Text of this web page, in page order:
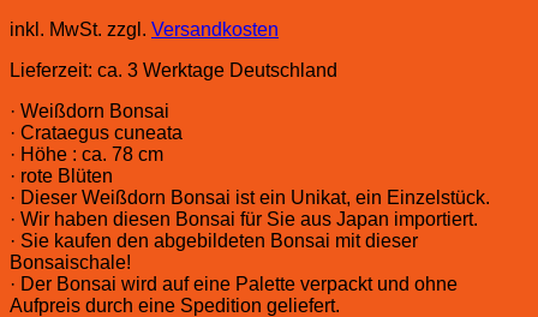
inkl. MwSt. zzgl. Versandkosten
Lieferzeit: ca. 3 Werktage Deutschland
· Weißdorn Bonsai
· Crataegus cuneata
· Höhe : ca. 78 cm
· rote Blüten
· Dieser Weißdorn Bonsai ist ein Unikat, ein Einzelstück.
· Wir haben diesen Bonsai für Sie aus Japan importiert.
· Sie kaufen den abgebildeten Bonsai mit dieser
Bonsaischale!
· Der Bonsai wird auf eine Palette verpackt und ohne
Aufpreis durch eine Spedition geliefert.